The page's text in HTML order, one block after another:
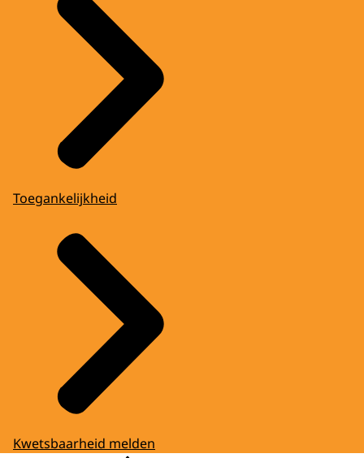
Toegankelijkheid
Kwetsbaarheid melden